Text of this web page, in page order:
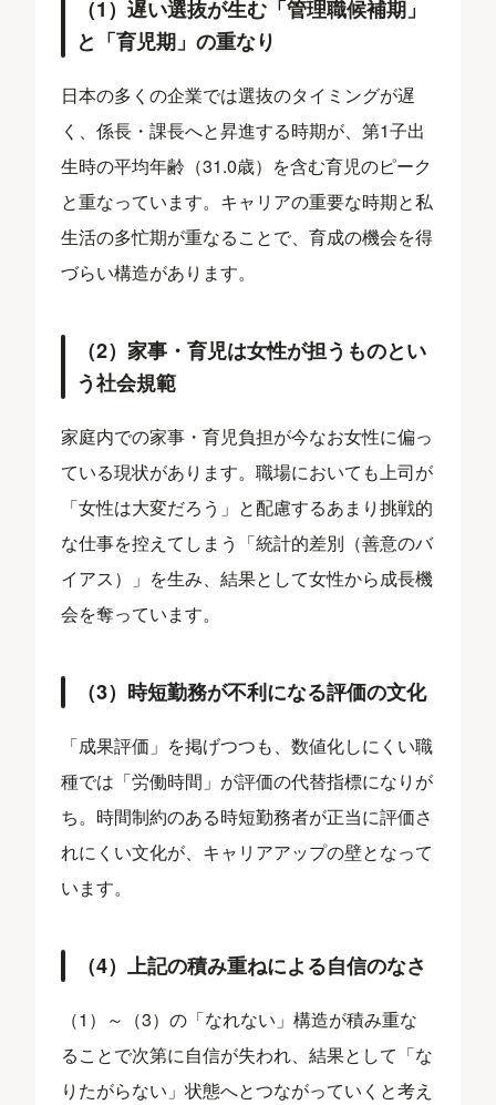
（1）遅い選抜が生む「管理職候補期」
と「育児期」の重なり
日本の多くの企業では選抜のタイミングが遅
く、係長・課長へと昇進する時期が、第1子出
生時の平均年齢（31.0歳）を含む育児のピーク
と重なっています。キャリアの重要な時期と私
生活の多忙期が重なることで、育成の機会を得
づらい構造があります。
（2）家事・育児は女性が担うものとい
う社会規範
家庭内での家事・育児負担が今なお女性に偏っ
ている現状があります。職場においても上司が
「女性は大変だろう」と配慮するあまり挑戦的
な仕事を控えてしまう「統計的差別（善意のバ
イアス）」を生み、結果として女性から成長機
会を奪っています。
（3）時短勤務が不利になる評価の文化
「成果評価」を掲げつつも、数値化しにくい職
種では「労働時間」が評価の代替指標になりが
ち。時間制約のある時短勤務者が正当に評価さ
れにくい文化が、キャリアアップの壁となって
います。
（4）上記の積み重ねによる自信のなさ
（1）～（3）の「なれない」構造が積み重な
ることで次第に自信が失われ、結果として「な
りたがらない」状態へとつながっていくと考え